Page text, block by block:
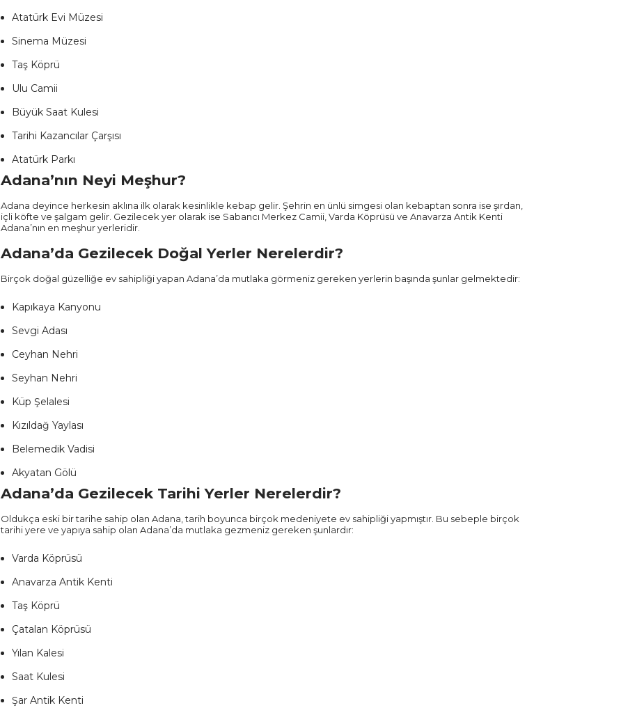
Atatürk Evi Müzesi
Sinema Müzesi
Taş Köprü
Ulu Camii
Büyük Saat Kulesi
Tarihi Kazancılar Çarşısı
Atatürk Parkı
Adana’nın Neyi Meşhur?
Adana deyince herkesin aklına ilk olarak kesinlikle kebap gelir. Şehrin en ünlü simgesi olan kebaptan sonra ise şırdan,
içli köfte ve şalgam gelir. Gezilecek yer olarak ise Sabancı Merkez Camii, Varda Köprüsü ve Anavarza Antik Kenti
Adana’nın en meşhur yerleridir.
Adana’da Gezilecek Doğal Yerler Nerelerdir?
Birçok doğal güzelliğe ev sahipliği yapan Adana’da mutlaka görmeniz gereken yerlerin başında şunlar gelmektedir:
Kapıkaya Kanyonu
Sevgi Adası
Ceyhan Nehri
Seyhan Nehri
Küp Şelalesi
Kızıldağ Yaylası
Belemedik Vadisi
Akyatan Gölü
Adana’da Gezilecek Tarihi Yerler Nerelerdir?
Oldukça eski bir tarihe sahip olan Adana, tarih boyunca birçok medeniyete ev sahipliği yapmıştır. Bu sebeple birçok
tarihi yere ve yapıya sahip olan Adana’da mutlaka gezmeniz gereken şunlardır:
Varda Köprüsü
Anavarza Antik Kenti
Taş Köprü
Çatalan Köprüsü
Yılan Kalesi
Saat Kulesi
Şar Antik Kenti